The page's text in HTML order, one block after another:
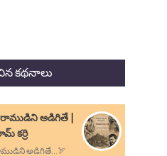
కథనాలు
అడిగితే |
కర్రి
అడిగితే...🏹